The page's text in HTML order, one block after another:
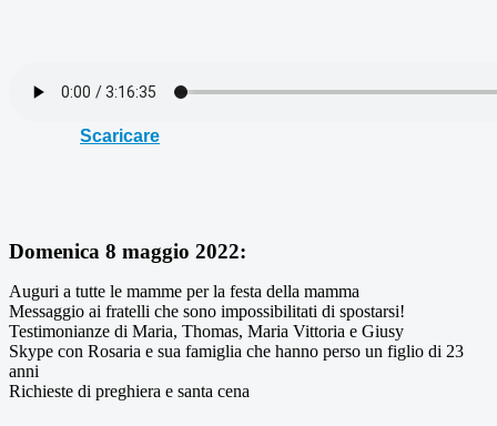
Scaricare
Domenica 8 maggio 2022:
Auguri a tutte le mamme per la festa della mamma
Messaggio ai fratelli che sono impossibilitati di spostarsi!
Testimonianze di Maria, Thomas, Maria Vittoria e Giusy
Skype con Rosaria e sua famiglia che hanno perso un figlio di 23
anni
Richieste di preghiera e santa cena